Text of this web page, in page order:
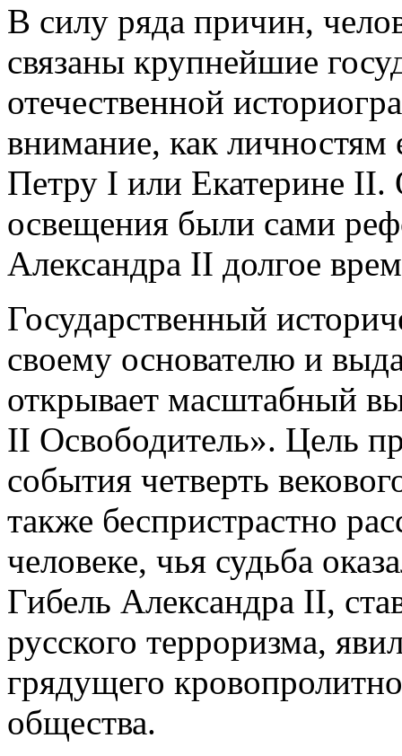
В силу ряда причин,
связаны крупнейшие
отечественной
внимание, как
Петру I или Екатерине II.
освещения были сами
Александра II долгое
Государственный
своему основателю и
открывает масштабный
II Освободитель». Цель
события четверть
также беспристрастно
человеке, чья судьба
Гибель Александра II,
русского терроризма,
грядущего
общества.